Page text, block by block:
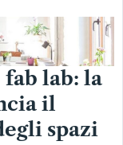
lab: la
il
spazi